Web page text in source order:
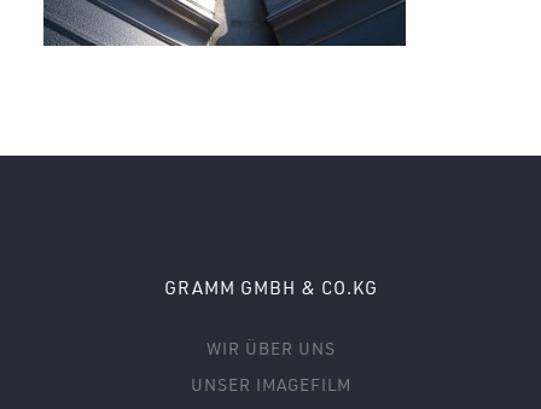
GRAMM GMBH & CO.KG
WIR ÜBER UNS
UNSER IMAGEFILM